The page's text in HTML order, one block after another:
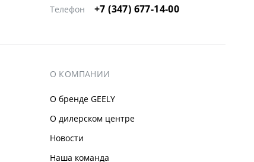
Телефон +7 (347) 677-14-00
О КОМПАНИИ
О бренде GEELY
О дилерском центре
Новости
Наша команда